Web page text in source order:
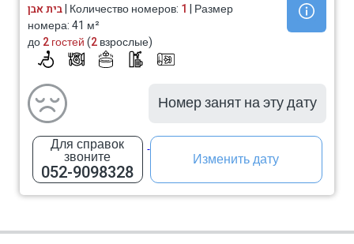
בית אבן| Количество номеров: 1 | Размер
номера: 41 м²
до2 гостей(2взрослые)
Номер занят на эту дату
Для справок
звоните
052-9098328
Изменить дату